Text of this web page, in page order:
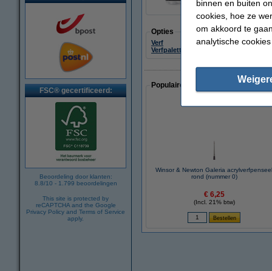
FSC® gecertificeerd:
Beoordeling door klanten:
8.8/10 - 1.799 beoordelingen
This site is protected by
reCAPTCHA and the Google
Privacy Policy and Terms of Service
apply.
Opties
Verf Papier
Verfpaletten
Populaire artikelen van klanten
Winsor & Newton Galeria acrylverfpenseel
rond (nummer 0)
€ 6,25
(Incl. 21% btw)
binnen en buiten
cookies, hoe ze
om akkoord te
analytische